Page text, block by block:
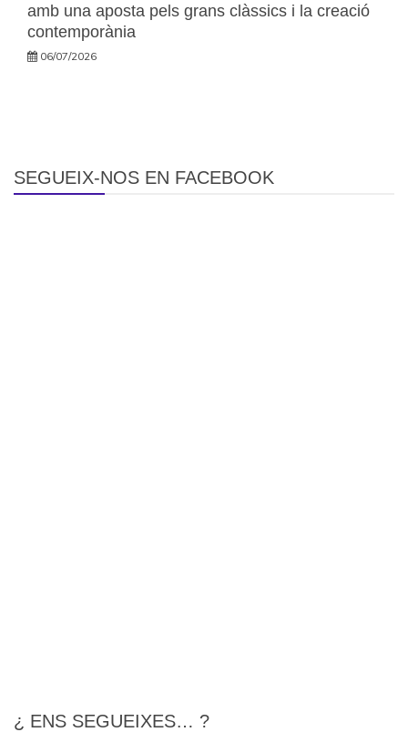
amb una aposta pels grans clàssics i la creació
contemporània
06/07/2026
SEGUEIX-NOS EN FACEBOOK
¿ ENS SEGUEIXES… ?